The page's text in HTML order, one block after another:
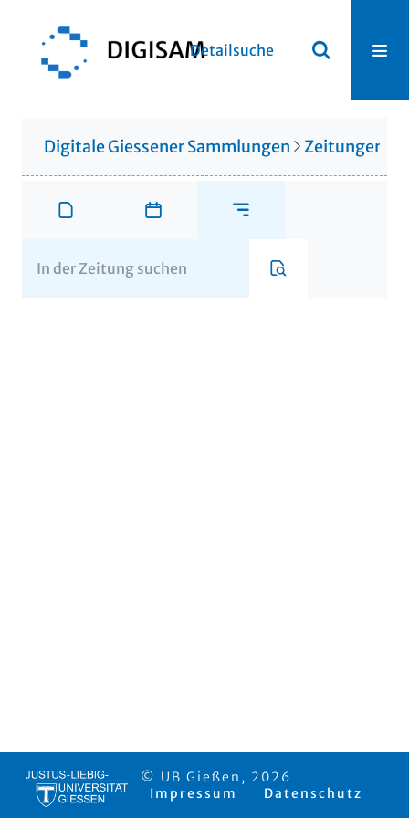
Detailsuche
Digitale Giessener Sammlungen Zeitungen
© UB Gießen, 2026
Impressum
Datenschutz